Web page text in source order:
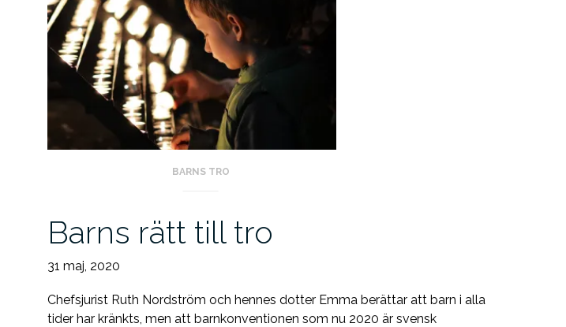
BARNS TRO
Barns rätt till tro
31 maj, 2020
Chefsjurist Ruth Nordström och hennes dotter Emma berättar att barn i alla
tider har kränkts, men att barnkonventionen som nu 2020 är svensk